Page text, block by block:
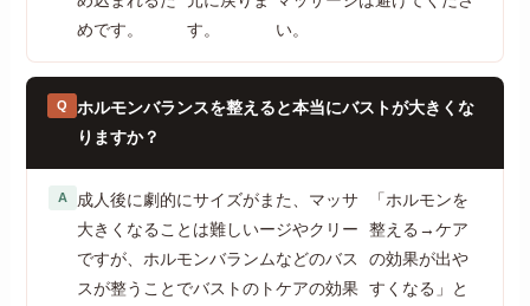
めです。
す。
い。
Q
ホルモンバランスを整えると本当にバストが大きくな
りますか？
A
成人後に劇的にサイズが
大きくなることは難しい
ですが、ホルモンバラン
スが整うことでバストの
また、マッサ
ージやクリー
ムなどのバス
トケアの効果
「ホルモンを
整える→ケア
の効果が出や
すくなる」と